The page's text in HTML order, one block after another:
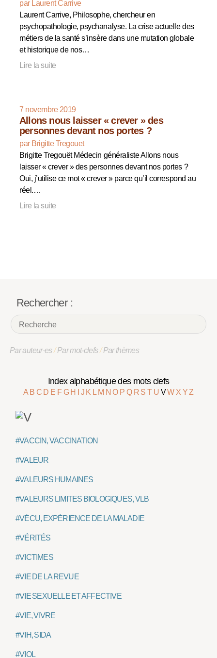
par Laurent Carrive
Laurent Carrive, Philosophe, chercheur en
psychopathologie, psychanalyse. La crise actuelle des
métiers de la santé s’insère dans une mutation globale
et historique de nos…
Lire la suite
7 novembre 2019
Allons nous laisser « crever » des
personnes devant nos portes ?
par Brigitte Tregouet
Brigitte Tregouët Médecin généraliste Allons nous
laisser « crever » des personnes devant nos portes ?
Oui, j’utilise ce mot « crever » parce qu’il correspond au
réel.…
Lire la suite
Rechercher :
Par auteur·es/Par mot-clefs/Par thèmes
Index alphabétique des mots clefs
A B C D E F G H J K L M NO P Q R ST U VW X YZ
#VACCIN, VACCINATION
#VALEUR
#VALEURS HUMAINES
#VALEURS LIMITES BIOLOGIQUES, VLB
#VÉCU, EXPÉRIENCE DE LA MALADIE
#VÉRITÉS
#VICTIMES
#VIE DE LA REVUE
#VIE SEXUELLE ET AFFECTIVE
#VIE, VIVRE
#VIH, SIDA
#VIOL